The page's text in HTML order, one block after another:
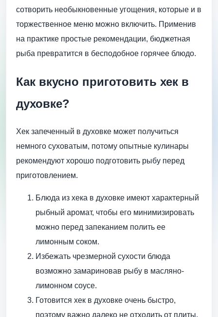
сотворить необыкновенные угощения, которые и в
торжественное меню можно включить. Применив
на практике простые рекомендации, бюджетная
рыба превратится в бесподобное горячее блюдо.
Как вкусно приготовить хек в
духовке?
Хек запеченный в духовке может получиться
немного суховатым, потому опытные кулинары
рекомендуют хорошо подготовить рыбу перед
приготовлением.
Блюда из хека в духовке имеют характерный
рыбный аромат, чтобы его минимизировать
можно перед запеканием полить ее
лимонным соком.
Избежать чрезмерной сухости блюда
возможно замариновав рыбу в масляно-
лимонном соусе.
Готовится хек в духовке очень быстро,
поэтому важно далеко не отходить от плиты,